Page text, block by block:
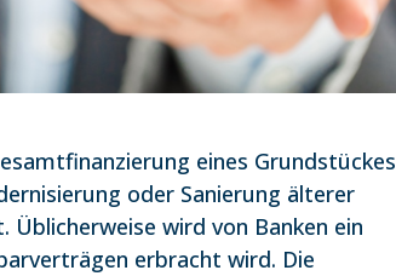
eines Grundstückes
oder Sanierung älterer
wird von Banken ein
erbracht wird. Die